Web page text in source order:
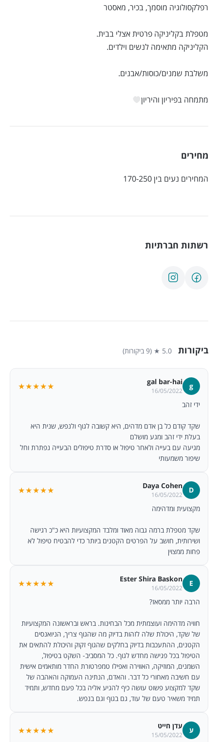
רפלקסולוגיה מוסמך, בכיר, מאסטר
מטפלת בקליניקה פרטית אצלי בבית.
הקליניקה מתאימה לנשים וילדים.
משלבת שמנים/כוסות/אבנים.
מתמחה בפיריון והיריון
מחירים
המחירים נעים בין 170-250
רשתות חברתיות
ביקורות 5.0 ★ (9 ביקורות)
g
gal bar-hai
16/05/2022
★★★★★
ידי זהב
שקד קודם כל בן אדם מדהים, היא קשובה לגוף ולנפש, שנית היא
בעלת ידי זהב ומגע מושלם
מגיעה עם בעייה ולאחר טיפול או סדרת טיפולים הבעייה נפתרת וחל
שיפור משמעותי
D
Daya Cohen
16/05/2022
★★★★★
מקצועית ומדהימה
שקד מטפלת ברמה גבוה מאוד ומלבד המקצועיות היא כ"כ רגישה
ושירותית, חושב על הפרטים הקטנים ביותר כדי להבטיח טיפול לא
פחות ממצוין
E
Ester Shira Baskon
16/05/2022
★★★★★
הרבה יותר ממסאז?
חוויה מדהימה ועוצמתית מכל הבחינות. בראש ובראשונה המקצועיות
של שקד, היכולת שלה לזהות בדיוק מה שהגוף צריך, הניואנסים
הקטנים, ההתעכבות בדיוק בחלקים שהגוף זקוק והיכולת להתאים את
הטיפול בכל פגישה מחדש לגוף. כל המסביב- השקט בטיפול,
השמנים, המוזיקה, האווירה ואפילו טמפרטורת החדר מותאמים אישית
עם חשיבה מאחורי כל דבר. והאדם, הנתינה העמוקה והאהבה של
שקד למקצוע פשוט עושה כיף להגיע אליה בכל פעם מחדש, ותמיד
תמיד משאיר טעם של עוד, גם בגוף וגם בנפש.
ע עדן חייט
15/05/2022
★★★★★